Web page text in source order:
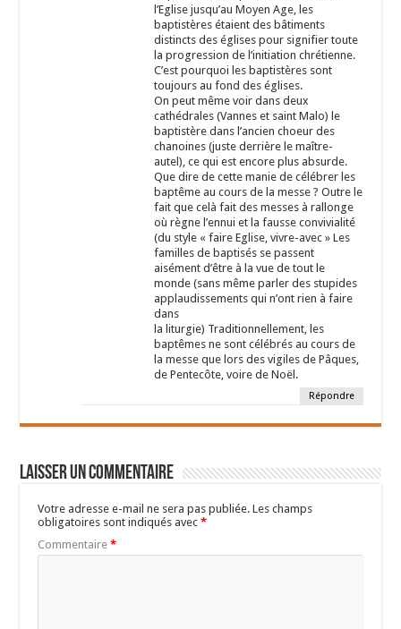
l’Eglise jusqu’au Moyen Age, les
baptistères étaient des bâtiments
distincts des églises pour signifier toute
la progression de l’initiation chrétienne.
C’est pourquoi les baptistères sont
toujours au fond des églises.
On peut même voir dans deux
cathédrales (Vannes et saint Malo) le
baptistère dans l’ancien choeur des
chanoines (juste derrière le maître-
autel), ce qui est encore plus absurde.
Que dire de cette manie de célébrer les
baptême au cours de la messe ? Outre le
fait que celà fait des messes à rallonge
où règne l’ennui et la fausse convivialité
(du style « faire Eglise, vivre-avec » Les
familles de baptisés se passent
aisément d’être à la vue de tout le
monde (sans même parler des stupides
applaudissements qui n’ont rien à faire
dans
la liturgie) Traditionnellement, les
baptêmes ne sont célébrés au cours de
la messe que lors des vigiles de Pâques,
de Pentecôte, voire de Noël.
Répondre
Laisser un commentaire
Votre adresse e-mail ne sera pas publiée. Les champs
obligatoires sont indiqués avec*
Commentaire*